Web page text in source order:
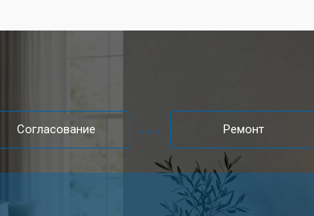
от 70 мин от 2000 ₽
от 50 мин от 1900 ₽
Согласование Ремонт